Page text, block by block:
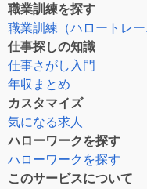
職業訓練を探す
職業訓練（ハロートレ
仕事探しの知識
仕事さがし入門
年収まとめ
カスタマイズ
気になる求人
ハローワークを探す
ハローワークを探す
このサービスについて